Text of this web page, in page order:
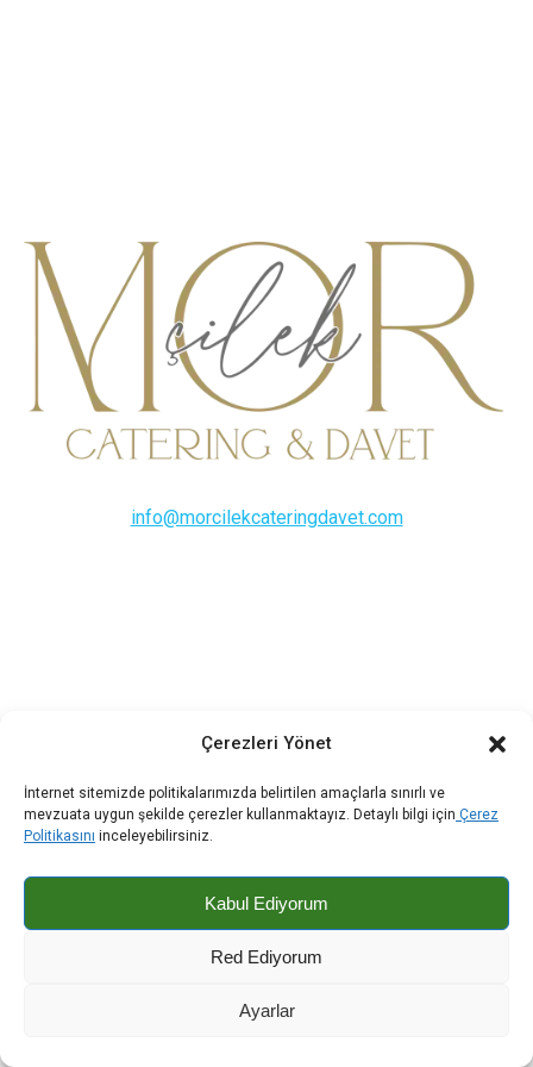
Çerezleri Yönet
İnternet sitemizde politikalarımızda belirtilen amaçlarla sınırlı ve
mevzuata uygun şekilde çerezler kullanmaktayız. Detaylı bilgi için Çerez
Politikasını inceleyebilirsiniz.
Kabul Ediyorum
Red Ediyorum
Ayarlar
info@morcilekcateringdavet.com